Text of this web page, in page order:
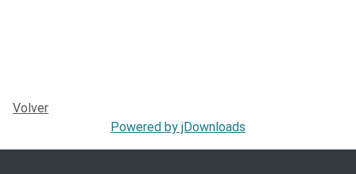
Volver
Powered by jDownloads